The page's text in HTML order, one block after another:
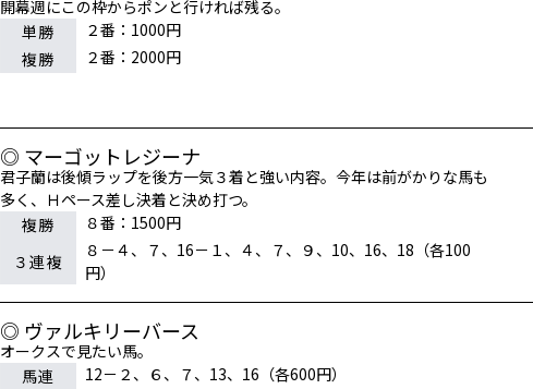
開幕週にこの枠からポンと行ければ残る。
単勝
２番：1000円
複勝
２番：2000円
◎ マーゴットレジーナ
君子蘭は後傾ラップを後方一気３着と強い内容。今年は前がかりな馬も
多く、Ｈペース差し決着と決め打つ。
複勝
８番：1500円
３連複
８－４、７、16－１、４、７、９、10、16、18（各100
円）
◎ ヴァルキリーバース
オークスで見たい馬。
馬連
12－２、６、７、13、16（各600円）